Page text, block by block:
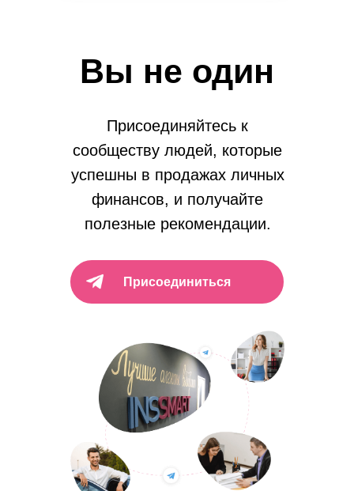
Вы не один
Присоединяйтесь к
сообществу людей, которые
успешны в продажах личных
финансов, и получайте
полезные рекомендации.
Присоединиться